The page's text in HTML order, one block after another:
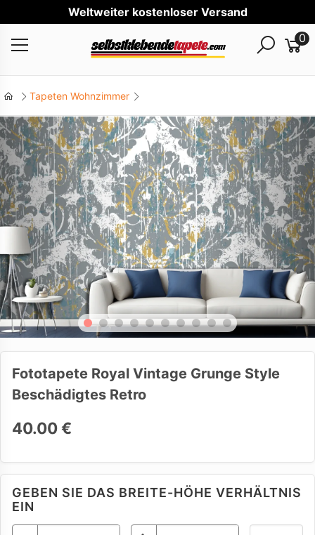
Welt
0
Tapeten Wohnzimmer
Fototapete Royal Vintage Grunge Style
Beschädigtes Retro
40.00 €
GEBEN SIE DAS BREITE-HÖHE VERHÄLTNIS
EIN